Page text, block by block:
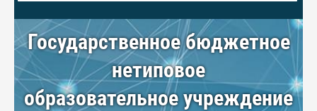
Государственное бюджетное
нетиповое
образовательное учреждение